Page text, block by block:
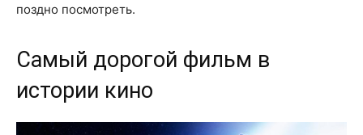
поздно посмотреть.
Самый дорогой фильм в
истории кино